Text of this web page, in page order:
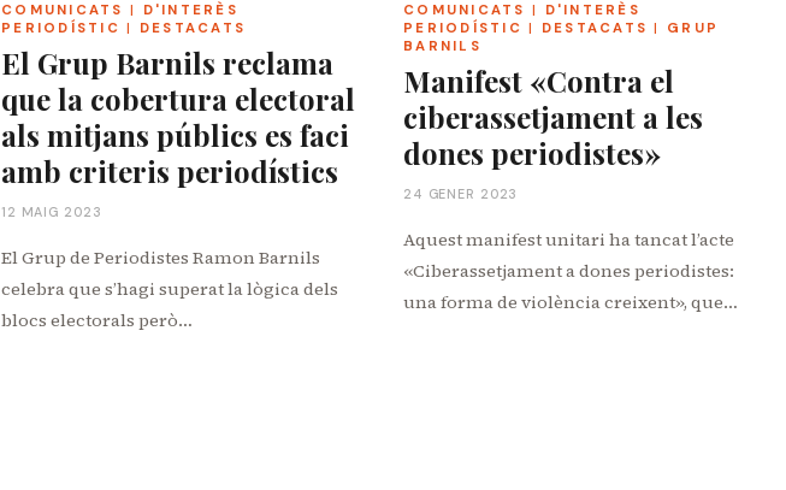
COMUNICATS | D'INTERÈS
PERIODÍSTIC | DESTACATS
El Grup Barnils reclama
que la cobertura electoral
als mitjans públics es faci
amb criteris periodístics
12 MAIG 2023
El Grup de Periodistes Ramon Barnils
celebra que s’hagi superat la lògica dels
blocs electorals però…
COMUNICATS | D'INTERÈS
PERIODÍSTIC | DESTACATS | GRUP
BARNILS
Manifest «Contra el
ciberassetjament a les
dones periodistes»
24 GENER 2023
Aquest manifest unitari ha tancat l’acte
«Ciberassetjament a dones periodistes:
una forma de violència creixent», que…